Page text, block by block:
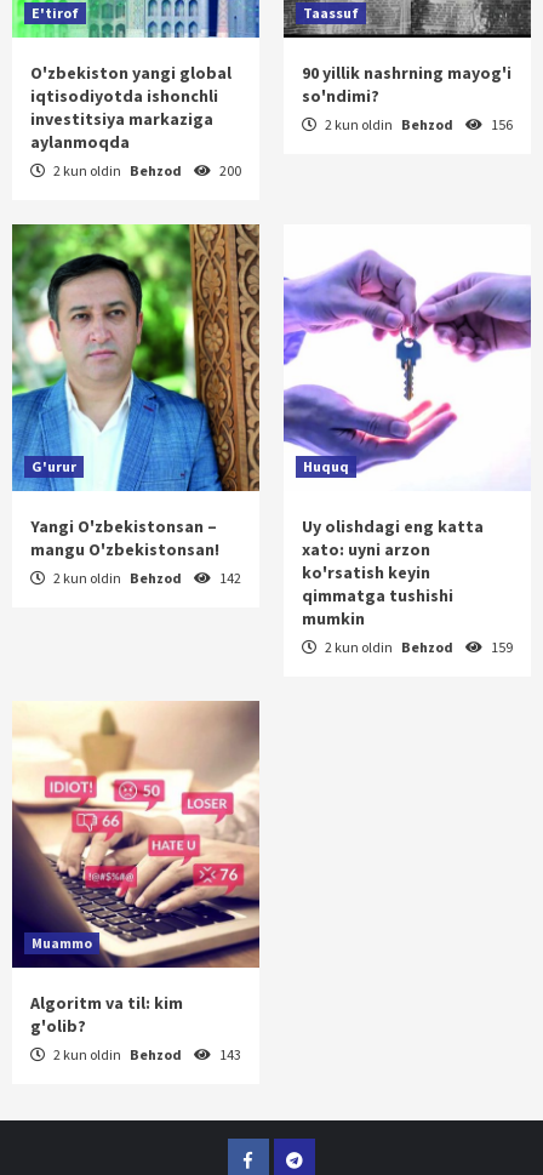
E'tirof
O'zbekiston yangi global
iqtisodiyotda ishonchli
investitsiya markaziga
aylanmoqda
2 kun oldin Behzod 200
Taassuf
90 yillik nashrning mayog'i
so'ndimi?
2 kun oldin Behzod 156
G'urur
Yangi O'zbekistonsan –
mangu O'zbekistonsan!
2 kun oldin Behzod 142
Huquq
Uy olishdagi eng katta
xato: uyni arzon
ko'rsatish keyin
qimmatga tushishi
mumkin
2 kun oldin Behzod 159
Muammo
Algoritm va til: kim
g'olib?
2 kun oldin Behzod 143
FacebookTelegram